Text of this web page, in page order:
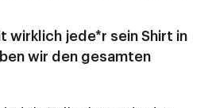
wirklich jede*r sein Shirt in
wir den gesamten